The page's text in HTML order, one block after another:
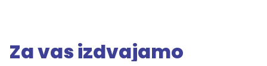
Za vas izdvajamo